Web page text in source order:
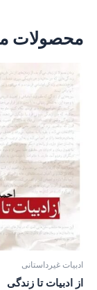
محصولات
ادبیات غیرداستانی
از ادبیات تا زندگی